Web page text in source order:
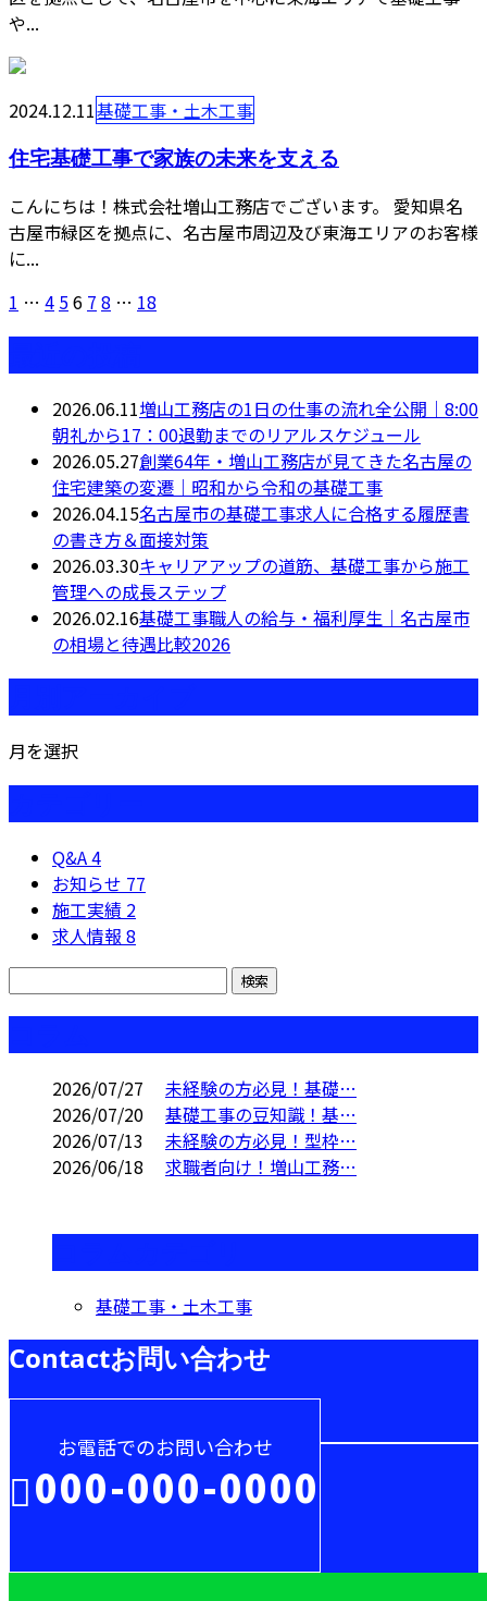
や...
2024.12.11基礎工事・土木工事
住宅基礎工事で家族の未来を支える
こんにちは！株式会社増山工務店でございます。 愛知県名
古屋市緑区を拠点に、名古屋市周辺及び東海エリアのお客様
に...
1 … 4 56 7 8 … 18
2026.06.11増山工務店の1日の仕事の流れ全公開｜8:00
朝礼から17：00退勤までのリアルスケジュール
2026.05.27創業64年・増山工務店が見てきた名古屋の
住宅建築の変遷｜昭和から令和の基礎工事
2026.04.15名古屋市の基礎工事求人に合格する履歴書
の書き方＆面接対策
2026.03.30キャリアアップの道筋、基礎工事から施工
管理への成長ステップ
2026.02.16基礎工事職人の給与・福利厚生｜名古屋市
の相場と待遇比較2026
月を選択
Q&A4
お知らせ 77
施工実績 2
求人情報 8
2026/07/27
未経験の方必見！基礎…
2026/07/20
基礎工事の豆知識！基…
2026/07/13
未経験の方必見！型枠…
2026/06/18
求職者向け！増山工務…
基礎工事・土木工事
Contactお問い合わせ
お電話でのお問い合わせ
000-000-0000